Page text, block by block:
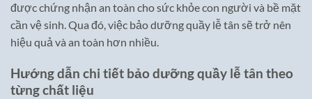
được chứng nhận an toàn cho sức khỏe con người và bề mặt
cần vệ sinh. Qua đó, việc bảo dưỡng quầy lễ tân sẽ trở nên
hiệu quả và an toàn hơn nhiều.
Hướng dẫn chi tiết bảo dưỡng quầy lễ tân theo
từng chất liệu